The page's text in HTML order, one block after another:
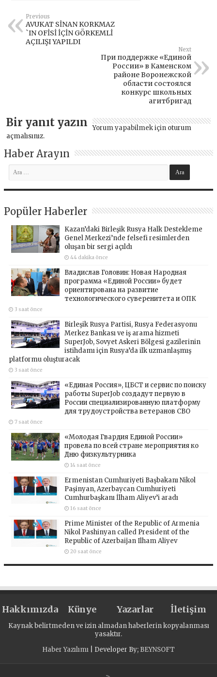
Previous
AVUKAT SİNAN KORKMAZ
`IN OFİSİ İÇİN GÖRKEMLİ
AÇILIŞI YAPILDI
Next
При поддержке «Единой
России» в Каменском
районе Воронежской
области состоялся
конкурс школьных
агитбригад
Bir yanıt yazın Yorum yapabilmek için oturum
açmalısınız.
Haber Arayın
Popüler Haberler
Kazan’daki Birleşik Rusya Halk Destekleme
Genel Merkezi’nde felsefi resimlerden
oluşan bir sergi açıldı
44 dakika önce
Владислав Головин: Новая Народная
программа «Единой России» будет
ориентирована на развитие
технологического суверенитета и ОПК
3 saat önce
Birleşik Rusya Partisi, Rusya Federasyonu
Merkez Bankası ve iş arama hizmeti
SuperJob, Sovyet Askeri Bölgesi gazilerinin
istihdamı için Rusya’da ilk uzmanlaşmış
platformu oluşturacak
3 saat önce
«Единая Россия», ЦБСТ и сервис по поиску
работы SuperJob создадут первую в
России специализированную платформу
для трудоустройства ветеранов СВО
7 saat önce
«Молодая Гвардия Единой России»
провела по всей стране мероприятия ко
Дню физкультурника
14 saat önce
Ermenistan Cumhuriyeti Başbakanı Nikol
Paşinyan, Azerbaycan Cumhuriyeti
Cumhurbaşkanı İlham Aliyev’i aradı
16 saat önce
Prime Minister of the Republic of Armenia
Nikol Pashinyan called President of the
Republic of Azerbaijan Ilham Aliyev
20 saat önce
Hakkımızda Künye Yazarlar İletişim
Kaynak belirtmeden ve izin almadan haberlerin kopyalanması
yasaktır.
Haber Yazılımı | Developer By; BEYNSOFT